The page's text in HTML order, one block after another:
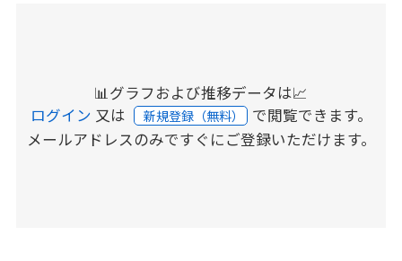
📊グラフおよび推移データは📈
ログイン 又は 新規登録（無料） で閲覧できます。
メールアドレスのみですぐにご登録いただけます。